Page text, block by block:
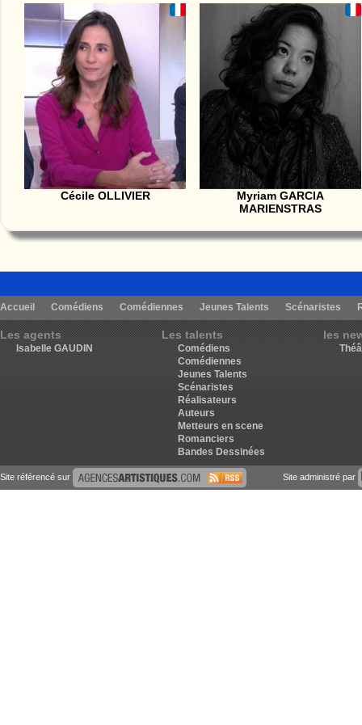
Cécile OLLIVIER
Myriam GARCIA
MARIENSTRAS
Accueil Comédiens Comédiennes Jeunes Talents Scénaristes
Les agents
Isabelle GAUDIN
Les talents
Comédiens
Comédiennes
Jeunes Talents
Scénaristes
Réalisateurs
Auteurs
Metteurs en scene
Romanciers
Bandes Dessinées
les
Site référencé sur Site administré par